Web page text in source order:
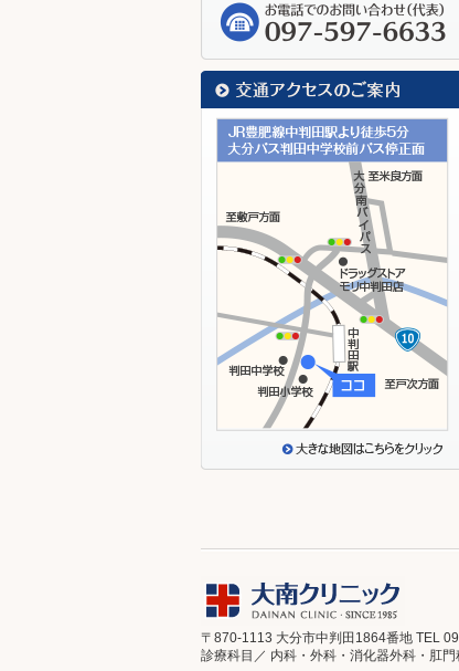
〒870-1113 大分市中判田1864番地 TEL
診療科目／ 内科・外科・消化器外科・肛